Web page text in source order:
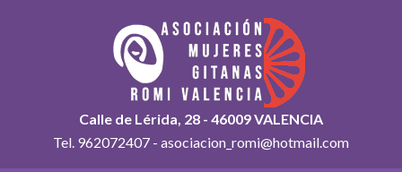
Calle de Lérida, 28 - 46009 VALENCIA
Tel. 962072407 - asociacion_romi@hotmail.com